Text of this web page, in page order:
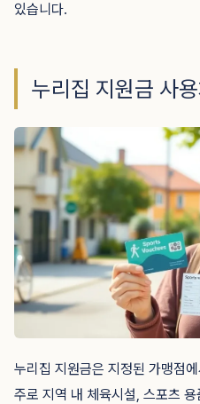
있습니다.
누리집 지원금 사
누리집 지원금은 지정된 가맹점
주로 지역 내 체육시설, 스포츠 용